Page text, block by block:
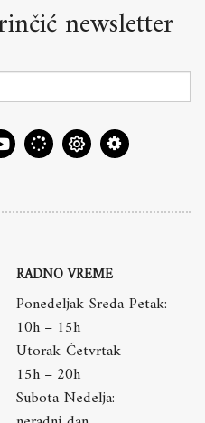
newsletter
RADNO VREME
Ponedeljak-Sreda-Petak:
10h – 15h
Utorak-Četvrtak
15h – 20h
Subota-Nedelja: